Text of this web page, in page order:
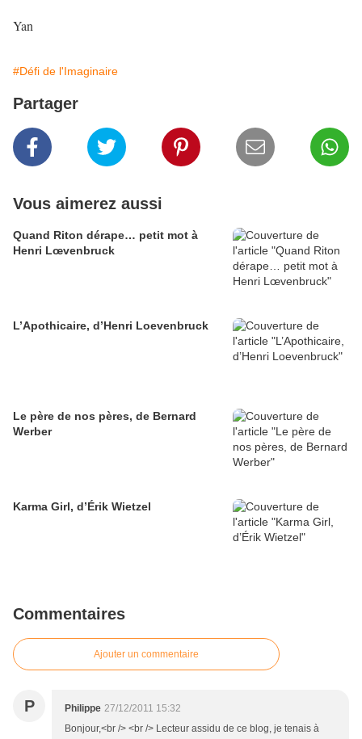
Yan
#Défi de l'Imaginaire
Partager
Vous aimerez aussi
Quand Riton dérape… petit mot à
Henri Lœvenbruck
L’Apothicaire, d’Henri Loevenbruck
Le père de nos pères, de Bernard
Werber
Karma Girl, d’Érik Wietzel
Commentaires
Ajouter un commentaire
P Philippe 27/12/2011 15:32
Bonjour,<br /> <br /> Lecteur assidu de ce blog, je tenais à